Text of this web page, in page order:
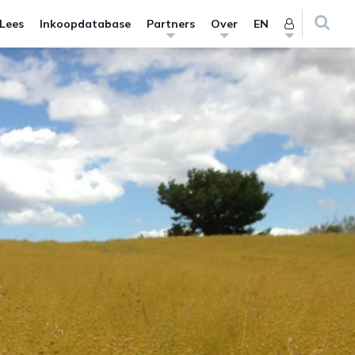
Inkoopdatabase Partners Over EN